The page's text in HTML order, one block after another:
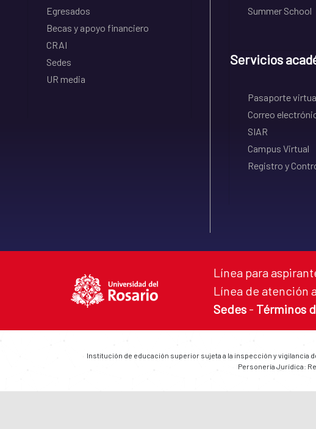
Egresados
Becas y apoyo financiero
CRAI
Sedes
UR media
Summer School
Servicios
Pasaporte
Correo
SIAR
Campus Virtual
Registro y
Línea para
Línea de atención
Sedes - Términos
Institución de educación superior sujeta a la inspección y vigilancia
Personería Jurídica: